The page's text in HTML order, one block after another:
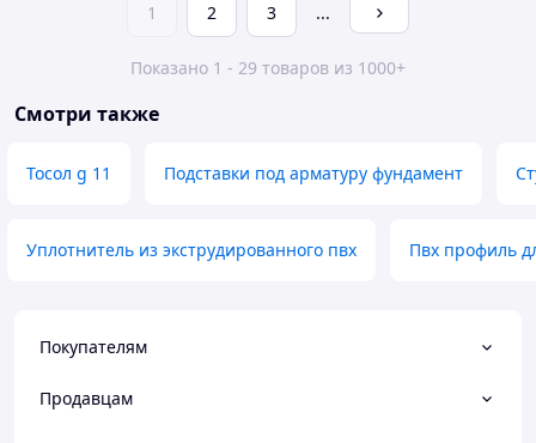
1 2 3 ...
Показано 1 - 29 товаров из 1000+
Смотри также
Тосол g 11 Подставки под арматуру фундамент
Уплотнитель из экструдированного пвх Пвх профиль
Покупателям
Продавцам